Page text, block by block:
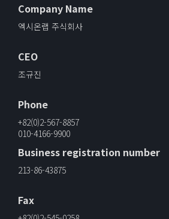
Company Name
엑시온랩 주식회사
CEO
조규진
Phone
+82(0)2-567-8857
010-4166-9900
Business registration number
213-86-43875
Fax